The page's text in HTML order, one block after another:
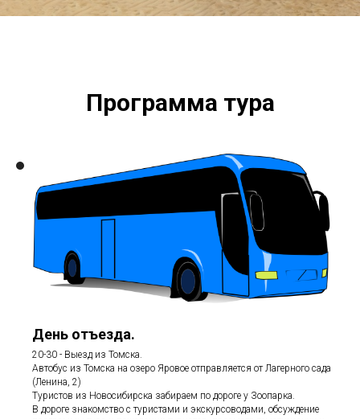
Программа тура
День отъезда.
20-30 - Выезд из Томска.
Автобус из Томска на озеро Яровое отправляется от Лагерного сада
(Ленина, 2)
Туристов из Новосибирска забираем по дороге у Зоопарка.
В дороге знакомство с туристами и экскурсоводами, обсуждение